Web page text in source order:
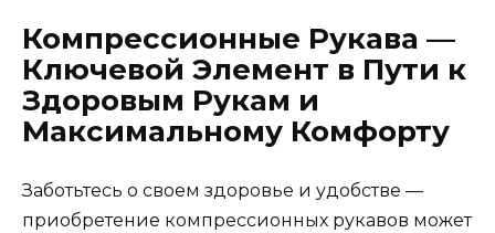
Компрессионные Рукава —
Ключевой Элемент в Пути к
Здоровым Рукам и
Максимальному Комфорту
Заботьтесь о своем здоровье и удобстве —
приобретение компрессионных рукавов может